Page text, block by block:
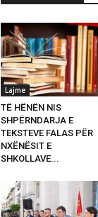
Lajme
TË HËNËN NIS
SHPËRNDARJA E
TEKSTEVE FALAS PËR
NXËNËSIT E
SHKOLLAVE...